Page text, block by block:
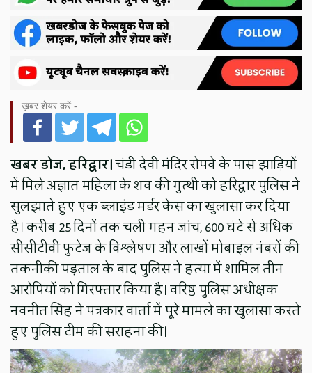
ख़बर शेयर करें -
खबर डोज, हरिद्वार।चंडी देवी मंदिर रोपवे के पास झाड़ियों
में मिले अज्ञात महिला के शव की गुत्थी को हरिद्वार पुलिस ने
सुलझाते हुए एक ब्लाइंड मर्डर केस का खुलासा कर दिया
है। करीब 25 दिनों तक चली गहन जांच, 600 घंटे से अधिक
सीसीटीवी फुटेज के विश्लेषण और लाखों मोबाइल नंबरों की
तकनीकी पड़ताल के बाद पुलिस ने हत्या में शामिल तीन
आरोपियों को गिरफ्तार किया है। वरिष्ठ पुलिस अधीक्षक
नवनीत सिंह ने पत्रकार वार्ता में पूरे मामले का खुलासा करते
हुए पुलिस टीम की सराहना की।